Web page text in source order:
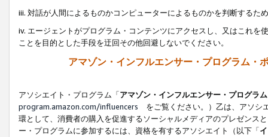
iii. 対話が人間によるものかコンピューターによるものかを判断するた
iv. エージェントがプログラム・コンテンツにアクセスし、又はこれ
ことを目的とした手段を迂回その他回避しないでください。
アマゾン・インフルエンサー・プログラム・
アソシエイト・プログラム「アマゾン・インフルエンサー・プログラム
program.amazon.com/influencers をご覧ください。）乙は、アソシ
環として、消費者の購入を促進するソーシャルメディアのプレゼンス
ー・プログラムに参加するには、資格を有するアソシエイト（以下「